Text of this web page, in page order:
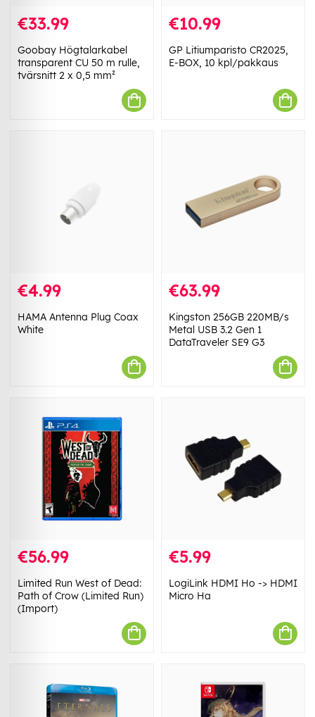
€33.99
Goobay Högtalarkabel
transparent CU 50 m rulle,
tvärsnitt 2 x 0,5 mm²
€10.99
GP Litiumparisto CR2025,
E-BOX, 10 kpl/pakkaus
€4.99
HAMA Antenna Plug Coax
White
€63.99
Kingston 256GB 220MB/s
Metal USB 3.2 Gen 1
DataTraveler SE9 G3
€56.99
Limited Run West of Dead:
Path of Crow (Limited Run)
(Import)
€5.99
LogiLink HDMI Ho -> HDMI
Micro Ha